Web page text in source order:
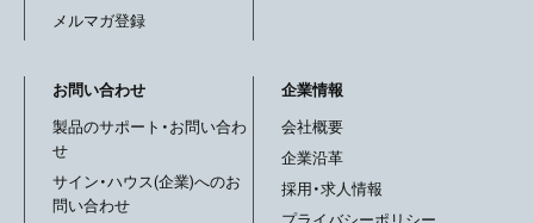
メルマガ登録
お問い合わせ
製品のサポート・お問い合わ
せ
サイン・ハウス(企業)へのお
問い合わせ
企業情報
会社概要
企業沿革
採用・求人情報